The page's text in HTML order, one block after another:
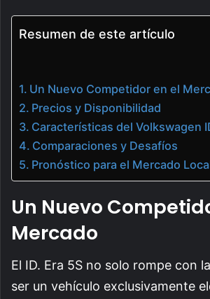
Resumen de este artículo
Un Nuevo Competidor en el
Precios y Disponibilidad
Características del Volkswagen
Comparaciones y Desafíos
Pronóstico para el Mercado
Un Nuevo
Mercado
El ID. Era 5S no solo rompe con
ser un vehículo exclusivamente